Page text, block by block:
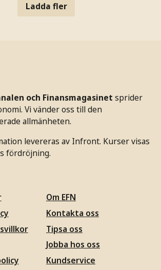
Ladda fler
och Finansmagasinet sprider
Vi vänder oss till den
allmänheten.
levereras av Infront. Kurser visas
fördröjning.
Om EFN
Kontakta oss
Tipsa oss
Jobba hos oss
Kundservice